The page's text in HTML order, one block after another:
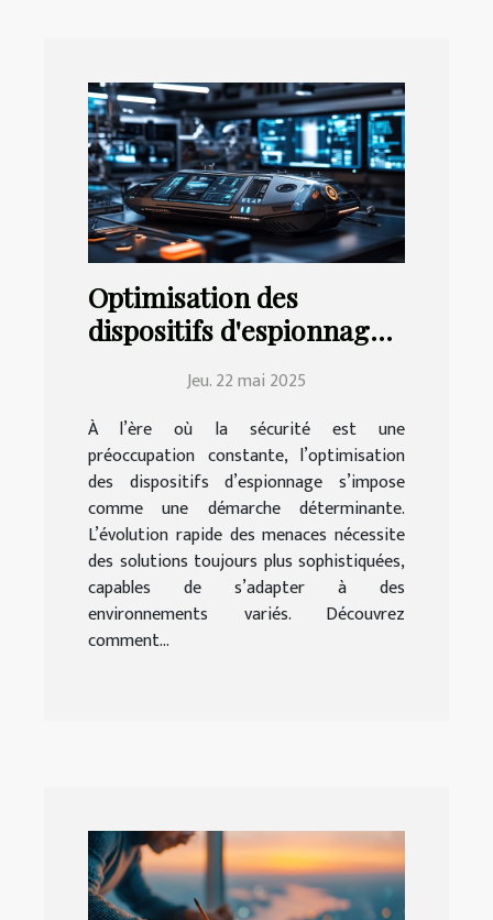
Optimisation des
dispositifs d'espionnage
Jeu. 22 mai 2025
À l’ère où la sécurité est une
préoccupation constante, l’optimisation
des dispositifs d’espionnage s’impose
comme une démarche déterminante.
L’évolution rapide des menaces nécessite
des solutions toujours plus sophistiquées,
capables de s’adapter à des
environnements variés. Découvrez
comment...